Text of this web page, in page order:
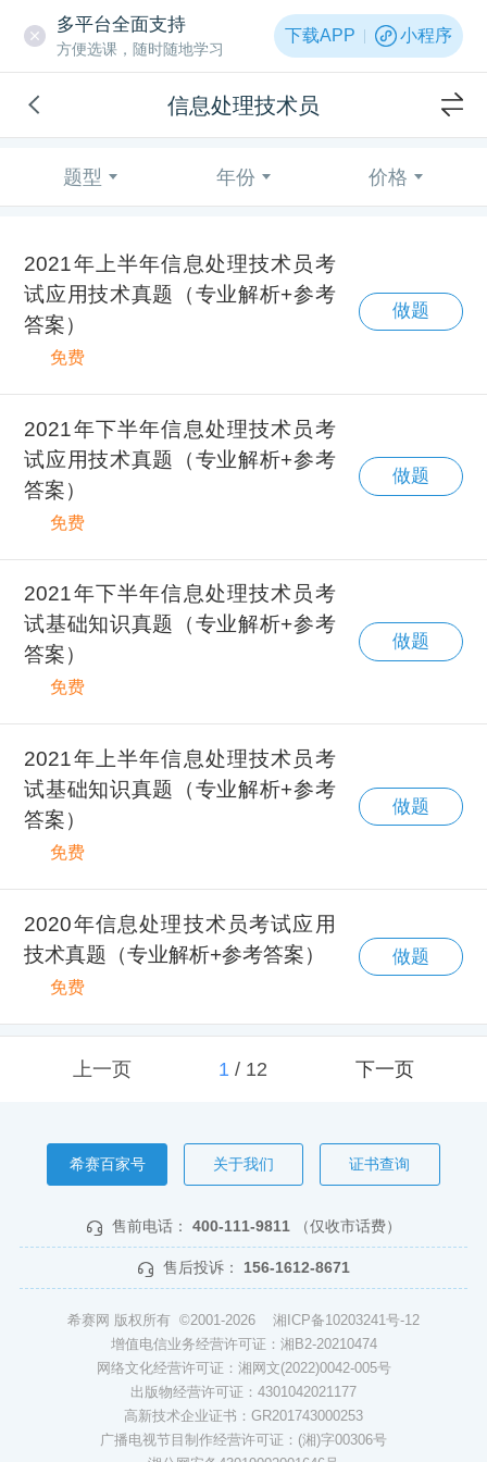
多平台全面支持
方便选课，随时随地学习
下载APP 小程序
信息处理技术员
题型 年份 价格
2021年上半年信息处理技术员考
试应用技术真题（专业解析+参考
答案）
免费
做题
2021年下半年信息处理技术员考
试应用技术真题（专业解析+参考
答案）
免费
做题
2021年下半年信息处理技术员考
试基础知识真题（专业解析+参考
答案）
免费
做题
2021年上半年信息处理技术员考
试基础知识真题（专业解析+参考
答案）
免费
做题
2020年信息处理技术员考试应用
技术真题（专业解析+参考答案）
免费
做题
上一页 1/ 12 下一页
希赛百家号 关于我们 证书查询
售前电话： 400-111-9811 （仅收市话费）
售后投诉： 156-1612-8671
希赛网 版权所有 ©2001-2026 湘ICP备10203241号-12
增值电信业务经营许可证：湘B2-20210474
网络文化经营许可证：湘网文(2022)0042-005号
出版物经营许可证：4301042021177
高新技术企业证书：GR201743000253
广播电视节目制作经营许可证：(湘)字00306号